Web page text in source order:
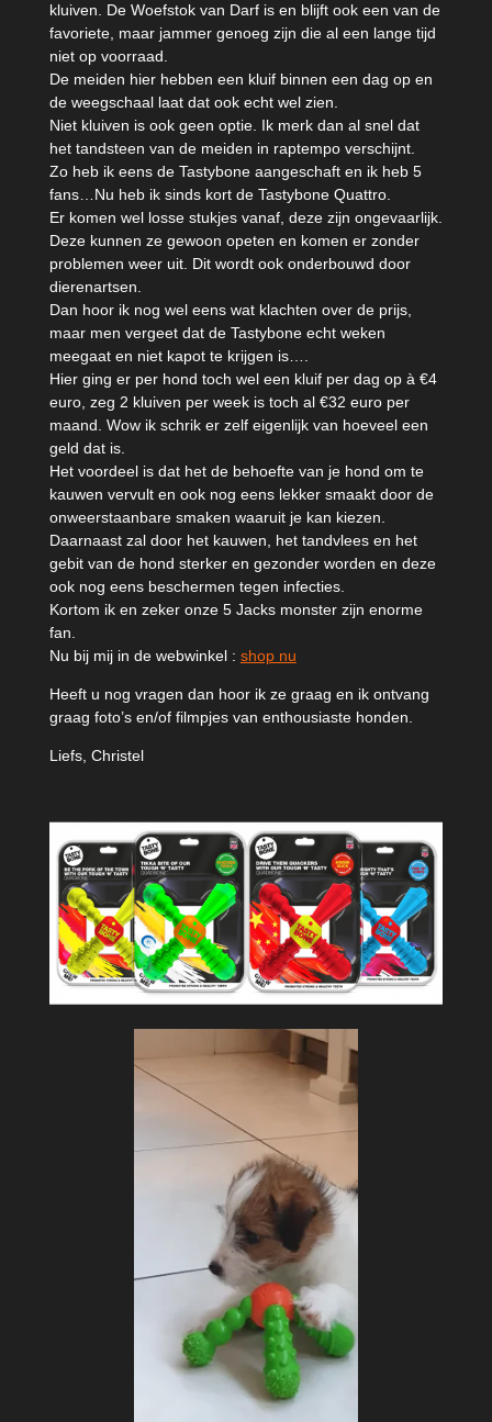
kluiven. De Woefstok van Darf is en blijft ook een van de
favoriete, maar jammer genoeg zijn die al een lange tijd
niet op voorraad.
De meiden hier hebben een kluif binnen een dag op en
de weegschaal laat dat ook echt wel zien.
Niet kluiven is ook geen optie. Ik merk dan al snel dat
het tandsteen van de meiden in raptempo verschijnt.
Zo heb ik eens de Tastybone aangeschaft en ik heb 5
fans…Nu heb ik sinds kort de Tastybone Quattro.
Er komen wel losse stukjes vanaf, deze zijn ongevaarlijk.
Deze kunnen ze gewoon opeten en komen er zonder
problemen weer uit. Dit wordt ook onderbouwd door
dierenartsen.
Dan hoor ik nog wel eens wat klachten over de prijs,
maar men vergeet dat de Tastybone echt weken
meegaat en niet kapot te krijgen is….
Hier ging er per hond toch wel een kluif per dag op à €4
euro, zeg 2 kluiven per week is toch al €32 euro per
maand. Wow ik schrik er zelf eigenlijk van hoeveel een
geld dat is.
Het voordeel is dat het de behoefte van je hond om te
kauwen vervult en ook nog eens lekker smaakt door de
onweerstaanbare smaken waaruit je kan kiezen.
Daarnaast zal door het kauwen, het tandvlees en het
gebit van de hond sterker en gezonder worden en deze
ook nog eens beschermen tegen infecties.
Kortom ik en zeker onze 5 Jacks monster zijn enorme
fan.
Nu bij mij in de webwinkel : shop nu
Heeft u nog vragen dan hoor ik ze graag en ik ontvang
graag foto’s en/of filmpjes van enthousiaste honden.
Liefs, Christel